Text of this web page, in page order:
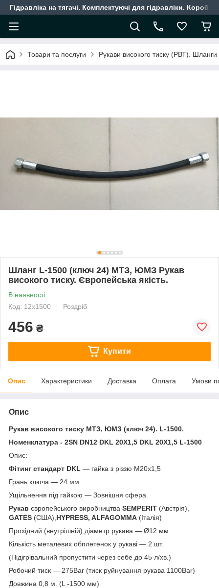
Гідравліка на тягачі. Комплектуючі для гідравліки.
Товари та послуги Рукави високого тиску (РВТ). Шланги
Шланг L-1500 (ключ 24) МТЗ, ЮМЗ Рукав
високого тиску. Європейська якість.
В наявності
Код: 12х1500
Роздріб
456 ₴
Купити
Опис Характеристики Доставка Оплата Умови
Опис
Рукав високого тиску МТЗ, ЮМЗ (ключ 24). L-1500.
Номенклатура - 2SN DN12 DKL 20X1,5 DKL 20X1,5 L-1500
Опис:
Фітинг стандарт DKL — гайка з різзю М20х1,5
Грань ключа — 24 мм
Ущільнення під гайкою — Зовнішня сфера.
Рукав європейського виробництва SEMPERIT (Австрія),
GATES (США), HYPRESS, ALFAGOMMA (Італія)
Прохідний (внутрішній) діаметр рукава — Ø12 мм
Кількість металевих обплетенок у рукаві — 2 шт.
(Підігрівальний пропустити через себе до 45 л/хв.)
Робочий тиск — 275Bar (тиск руйнування рукава 1100Bar)
Довжина 0,8 м. (L -1500 мм)